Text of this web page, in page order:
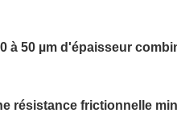
50 µm d'épaisseur
résistance frictionnelle